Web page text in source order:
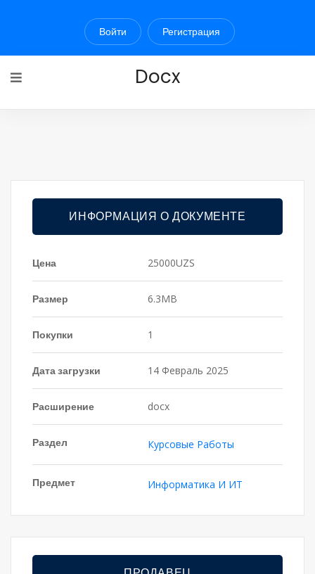
Войти Регистрация
Docx
ИНФОРМАЦИЯ О ДОКУМЕНТЕ
Цена 25000UZS
Размер 6.3MB
Покупки 1
Дата загрузки 14 Февраль 2025
Расширение docx
Раздел Курсовые Работы
Предмет Информатика И ИТ